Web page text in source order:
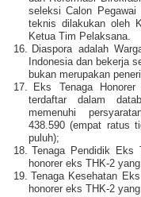
seleksi Calon
teknis dilakukan oleh
Ketua Tim Pelaksana.
16.
Diaspora adalah
Indonesia dan bekerja
bukan merupakan
17.
Eks Tenaga
terdaftar dalam
memenuhi
438.590 (empat ratus
puluh);
18. Tenaga Pendidik Eks
honorer eks THK-2
19. Tenaga Kesehatan
honorer eks THK-2